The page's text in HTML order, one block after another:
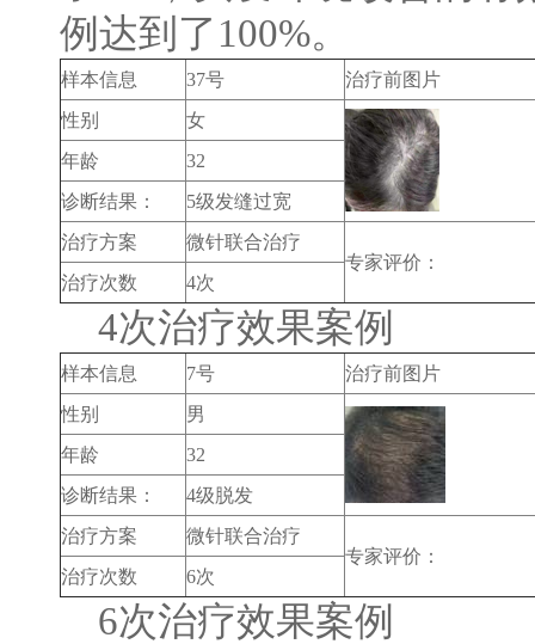
例达到了100%。
样本信息 37号
治疗前图片
性别
女
年龄
32
诊断结果：
5级发缝过宽
治疗方案
微针联合治疗
专家评价：
治疗次数
4次
4次治疗效果案例
样本信息 7号
治疗前图片
性别
男
年龄
32
诊断结果：
4级脱发
治疗方案
微针联合治疗
专家评价：
治疗次数
6次
6次治疗效果案例